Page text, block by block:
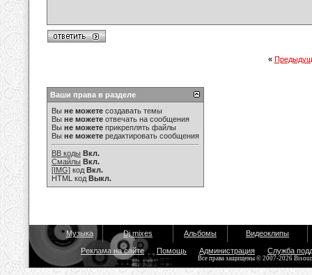
«
Ваши права в разделе
Вы не можете создавать темы
Вы не можете отвечать на сообщения
Вы не можете прикреплять файлы
Вы не можете редактировать сообщения
BB коды Вкл.
Смайлы Вкл.
[IMG] код Вкл.
HTML код Выкл.
Музыка Dj mixes Альбомы Видеоклипы
Реклама на сайте Помощь Администрация Служба
Все права защищены © 2007-2026